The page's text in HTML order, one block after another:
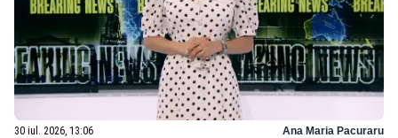
30 iul. 2026, 13:06 Ana Maria Pacuraru